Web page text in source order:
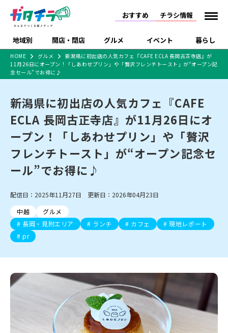
おすすめ チラシ情報
地域別 開店・閉店 グルメ イベント 暮らし
中越 上越
佐渡
新潟市中央区 新潟市東区 新潟市西区
新潟市北区
新潟市南区
新潟市江南区 新潟市秋葉区
新潟市西蒲区
長岡・見附
小千谷・十日町・津南
魚沼・南魚沼・湯沢
上越・妙高・糸魚川
リニューアル・移転 休業 開店まとめ
閉店まとめ
新潟市・開店
新潟市・閉店
長岡市・開店
長岡市・閉店
ラーメン・開店
ラーメン・閉店
和食 洋食
スイーツ
ご当地グルメ 食べ歩き テイクアウト
季節・期間限定
カフェ
居酒屋・バー 焼肉
パスタ
日本酒・新潟清酒
ワイン・クラフトビール
ビアガーデン・暑気払い
忘新年会・歓送迎会
趣味・展示会 ライブ・コンサート
スポーツ
セミナー・講演会 子ども向け 花火大会
入場無料
住宅展示場
完成見学会 学生スポーツ アルビレックス
店
食品メーカー・県産
品
習い事・塾 アパレル・雑貨
観光スポット
温泉・入浴 ホテル
リラクゼーション・整体
病院・クリニック
イオンモール
ラブラ万代・ラブラ2
ビルボードプレイスBP
特売セール
特集・まとめ記事
セツコママ ランキング 新潟人
キャンペーン
開店まとめ
閉店まとめ
食品スーパー・コンビ
ニ
戸建住宅・マンショ
ショッピングモール・
大型施設
ドラッグストア・ホーム
センター
ファッション 生活サービス
インテリア・雑貨
外食・テイクアウト
新車・中古車・カー用品
冠婚葬祭
習い事・塾 通販・EC イベント
求人
官公庁・自治体
周年祭・感謝祭セール
年末・初売りセール
HOME グルメ
新潟県に初出店の人気カフェ『CAFE ECLA 長岡古正寺店』が
11月26日にオープン！「しあわせプリン」や「贅沢フレンチトースト」が“オープン記
念セール”でお得に♪
新潟県に初出店の人気カフェ『CAFE
ECLA 長岡古正寺店』が11月26日にオ
ープン！「しあわせプリン」や「贅沢
フレンチトースト」が“オープン記念セ
ール”でお得に♪
配信日：2025年11月27日 更新日：2026年04月23日
中越
グルメ
長岡・見附エリア
ランチ カフェ
現地レポート
pr